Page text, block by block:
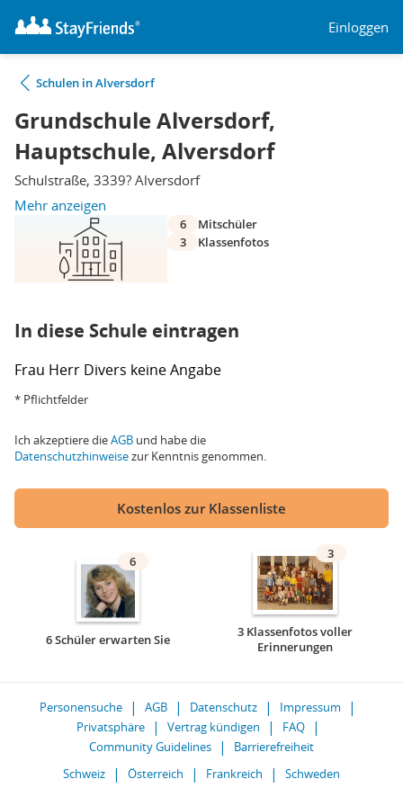
Einloggen
Schulen in Alversdorf
Grundschule Alversdorf,
Hauptschule, Alversdorf
Schulstraße, 3339? Alversdorf
Mehr anzeigen
6
Mitschüler
3
Klassenfotos
In diese Schule eintragen
Frau Herr Divers keine Angabe
* Pflichtfelder
Ich akzeptiere dieAGB und habe die
Datenschutzhinweisezur Kenntnis genommen.
Kostenlos zur Klassenliste
6
6 Schüler erwarten Sie
3
3 Klassenfotos voller
Erinnerungen
Personensuche AGB Datenschutz
Impressum
Privatsphäre
Vertrag kündigen
FAQ
Community Guidelines
Barrierefreiheit
Schweiz
Österreich Frankreich Schweden